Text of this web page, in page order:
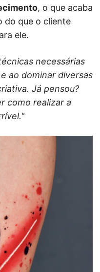
, o que acaba
do que o cliente
ele.
necessárias
ao dominar diversas
Já pensou?
como realizar a
“